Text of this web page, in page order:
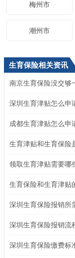
梅州市
潮州市
生育保险相关资讯
南京生育保险没交够
深圳生育津贴怎么申
成都生育津贴怎么申
生育津贴和生育保险
领取生育津贴需要哪
生育保险和生育津贴
深圳生育保险报销所
深圳生育保险报销流
深圳生育保险缴费标